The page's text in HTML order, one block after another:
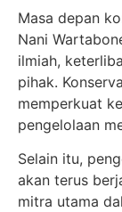
Masa depan
Nani
ilmiah,
pihak.
memperkuat
pengelolaan
Selain itu,
akan terus
mitra utama